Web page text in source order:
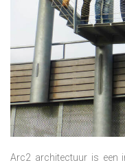
Arc2 architectuur is een